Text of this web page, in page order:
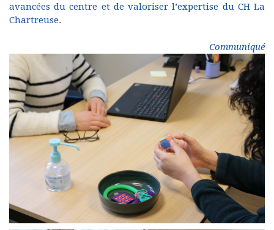
avancées du centre et de valoriser l’expertise du CH La
Chartreuse.
Communiqué